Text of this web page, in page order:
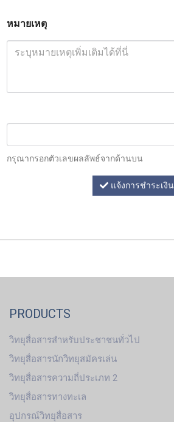
หมายเหตุ
กรุณากรอกตัวเลขผลลัพธ์จากด้านบน
แจ้งการชำระเงิน
PRODUCTS
วิทยุสื่อสารสำหรับประชาชนทั่วไป
วิทยุสื่อสารนักวิทยุสมัครเล่น
วิทยุสื่อสารความถี่ประเภท 2
วิทยุสื่อสารทางทะเล
อุปกรณ์วิทยุสื่อสาร